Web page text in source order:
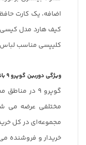
کیف هارد مدل
کلیپسی مناسب
ویژگی دوربین گوپرو 9 باندل :
گوپرو 9 در
مختلفی عرضه می
مجموعه‌ای در کل
خریدار و فروشنده